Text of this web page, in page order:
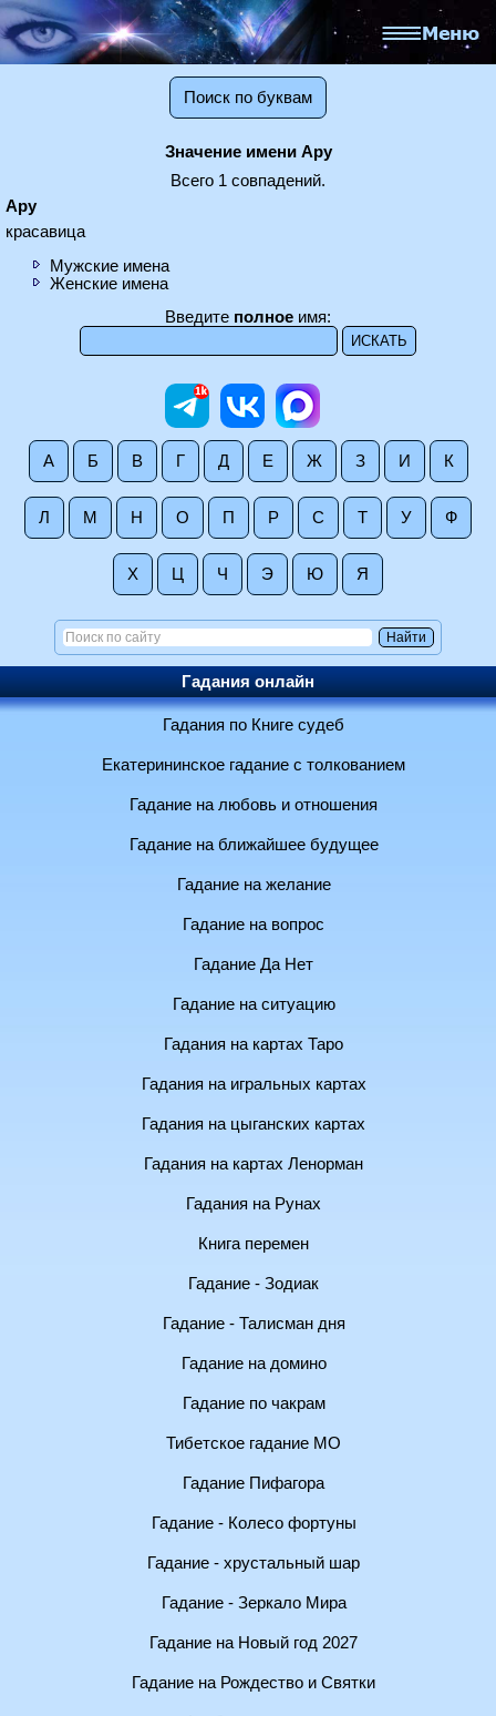
Поиск по буквам
Значение имени Ару
Всего 1 совпадений.
Ару
красавица
Мужские имена
Женские имена
Введите полное имя:
А Б В Г Д Е Ж З И К
Л М Н О П Р С Т У Ф
Х Ц Ч Э Ю Я
Гадания онлайн
Гадания по Книге судеб
Екатерининское гадание с толкованием
Гадание на любовь и отношения
Гадание на ближайшее будущее
Гадание на желание
Гадание на вопрос
Гадание Да Нет
Гадание на ситуацию
Гадания на картах Таро
Гадания на игральных картах
Гадания на цыганских картах
Гадания на картах Ленорман
Гадания на Рунах
Книга перемен
Гадание - Зодиак
Гадание - Талисман дня
Гадание на домино
Гадание по чакрам
Тибетское гадание МО
Гадание Пифагора
Гадание - Колесо фортуны
Гадание - хрустальный шар
Гадание - Зеркало Мира
Гадание на Новый год 2027
Гадание на Рождество и Святки